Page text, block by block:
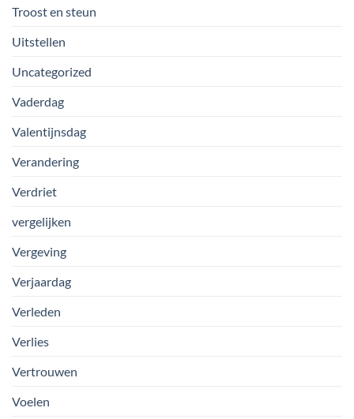
Troost en steun
Uitstellen
Uncategorized
Vaderdag
Valentijnsdag
Verandering
Verdriet
vergelijken
Vergeving
Verjaardag
Verleden
Verlies
Vertrouwen
Voelen